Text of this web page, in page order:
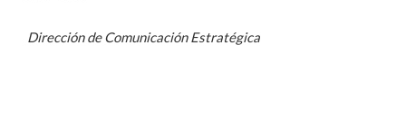
Dirección de Comunicación Estratégica